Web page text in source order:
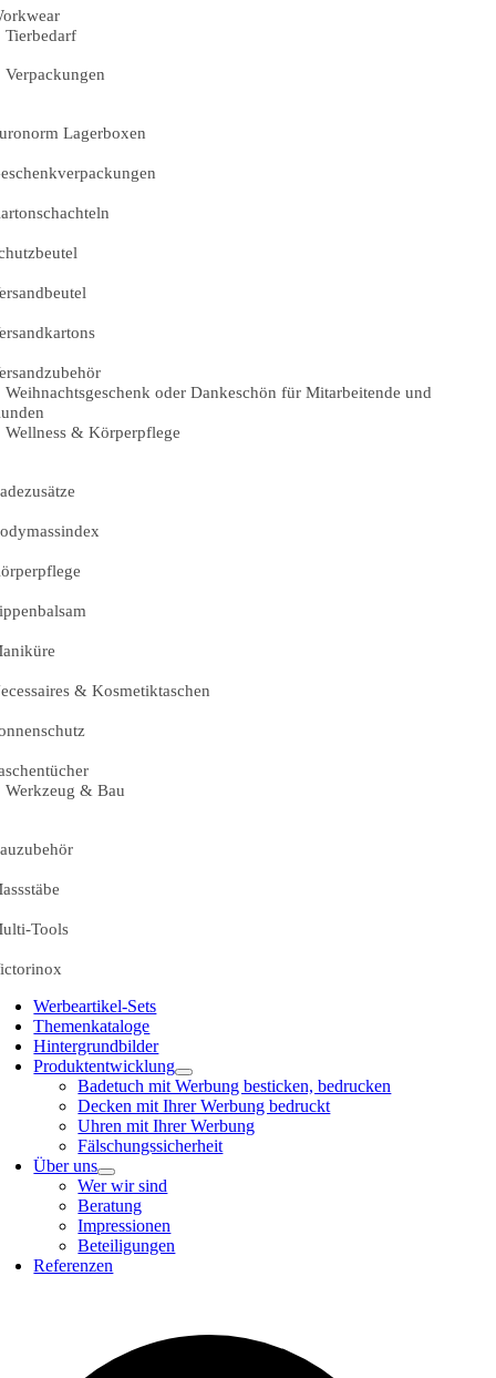
Tierbedarf
Verpackungen
Lagerboxen
Weihnachtsgeschenk oder Dankeschön für Mitarbeitende und
Wellness & Körperpflege
& Kosmetiktaschen
Werkzeug & Bau
Tools
Werbeartikel-Sets
Themenkataloge
Hintergrundbilder
Produktentwicklung
Badetuch mit Werbung besticken, bedrucken
Decken mit Ihrer Werbung bedruckt
Uhren mit Ihrer Werbung
Fälschungssicherheit
Über uns
Wer wir sind
Beratung
Impressionen
Beteiligungen
Referenzen